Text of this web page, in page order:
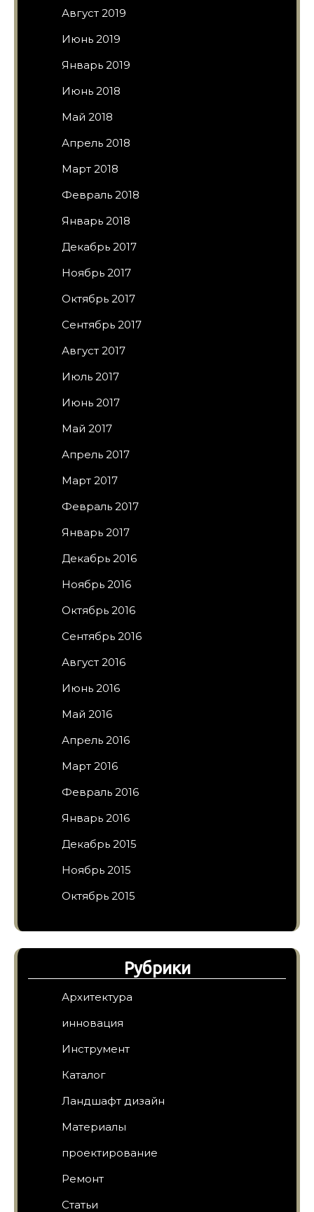
Август 2019
Июнь 2019
Январь 2019
Июнь 2018
Май 2018
Апрель 2018
Март 2018
Февраль 2018
Январь 2018
Декабрь 2017
Ноябрь 2017
Октябрь 2017
Сентябрь 2017
Август 2017
Июль 2017
Июнь 2017
Май 2017
Апрель 2017
Март 2017
Февраль 2017
Январь 2017
Декабрь 2016
Ноябрь 2016
Октябрь 2016
Сентябрь 2016
Август 2016
Июнь 2016
Май 2016
Апрель 2016
Март 2016
Февраль 2016
Январь 2016
Декабрь 2015
Ноябрь 2015
Октябрь 2015
Рубрики
Архитектура
инновация
Инструмент
Каталог
Ландшафт дизайн
Материалы
проектирование
Ремонт
Статьи